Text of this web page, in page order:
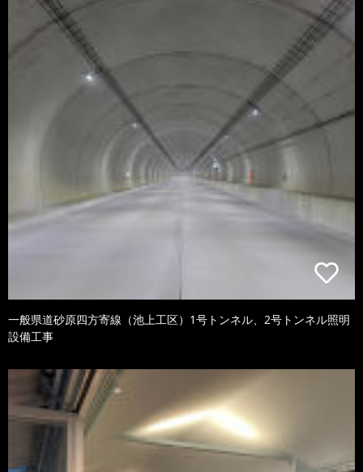
一般県道砂原四方寄線（池上工区）1号トンネル、2号トンネル照明
設備工事